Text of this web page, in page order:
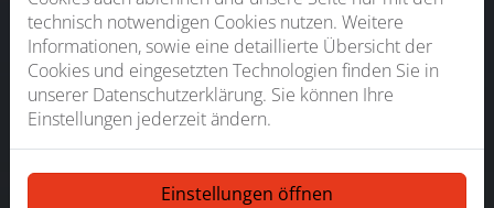
technisch notwendigen Cookies nutzen. Weitere
Informationen, sowie eine detaillierte Übersicht der
Cookies und eingesetzten Technologien finden Sie in
unserer Datenschutzerklärung. Sie können Ihre
Einstellungen jederzeit ändern.
Einstellungen öffnen